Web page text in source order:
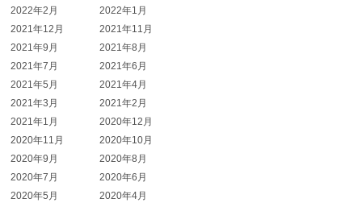
2022年2月
2022年1月
2021年12月
2021年11月
2021年9月
2021年8月
2021年7月
2021年6月
2021年5月
2021年4月
2021年3月
2021年2月
2021年1月
2020年12月
2020年11月
2020年10月
2020年9月
2020年8月
2020年7月
2020年6月
2020年5月
2020年4月